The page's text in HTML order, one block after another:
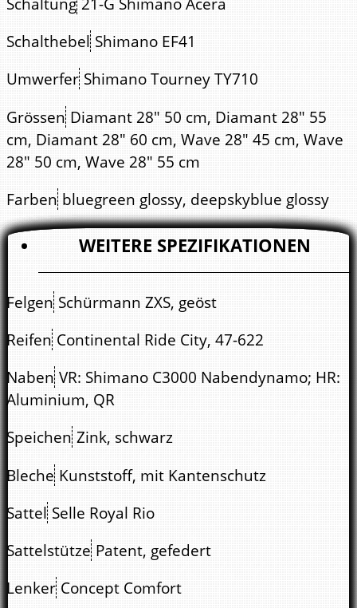
Schalthebel Shimano EF41
Umwerfer Shimano Tourney TY710
Grössen Diamant 28" 50 cm, Diamant 28" 55
cm, Diamant 28" 60 cm, Wave 28" 45 cm, Wave
28" 50 cm, Wave 28" 55 cm
Farben bluegreen glossy, deepskyblue glossy
WEITERE SPEZIFIKATIONEN
Felgen Schürmann ZXS, geöst
Reifen Continental Ride City, 47-622
Naben VR: Shimano C3000 Nabendynamo; HR:
Aluminium, QR
Speichen Zink, schwarz
Bleche Kunststoff, mit Kantenschutz
Sattel Selle Royal Rio
Sattelstütze Patent, gefedert
Lenker Concept Comfort